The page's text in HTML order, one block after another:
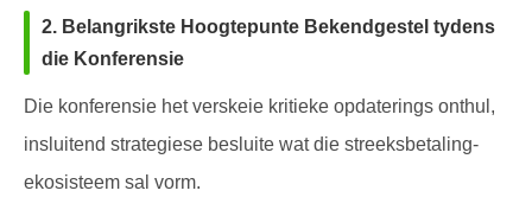
2. Belangrikste Hoogtepunte Bekendgestel tydens
die Konferensie
Die konferensie het verskeie kritieke opdaterings onthul,
insluitend strategiese besluite wat die streeksbetaling-
ekosisteem sal vorm.